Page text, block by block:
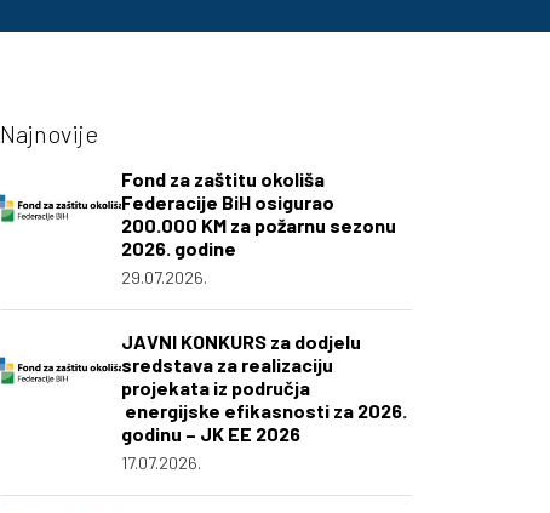
Najnovije
Fond za zaštitu okoliša
Federacije BiH osigurao
200.000 KM za požarnu sezonu
2026. godine
29.07.2026.
JAVNI KONKURS za dodjelu
sredstava za realizaciju
projekata iz područja
energijske efikasnosti za 2026.
godinu – JK EE 2026
17.07.2026.